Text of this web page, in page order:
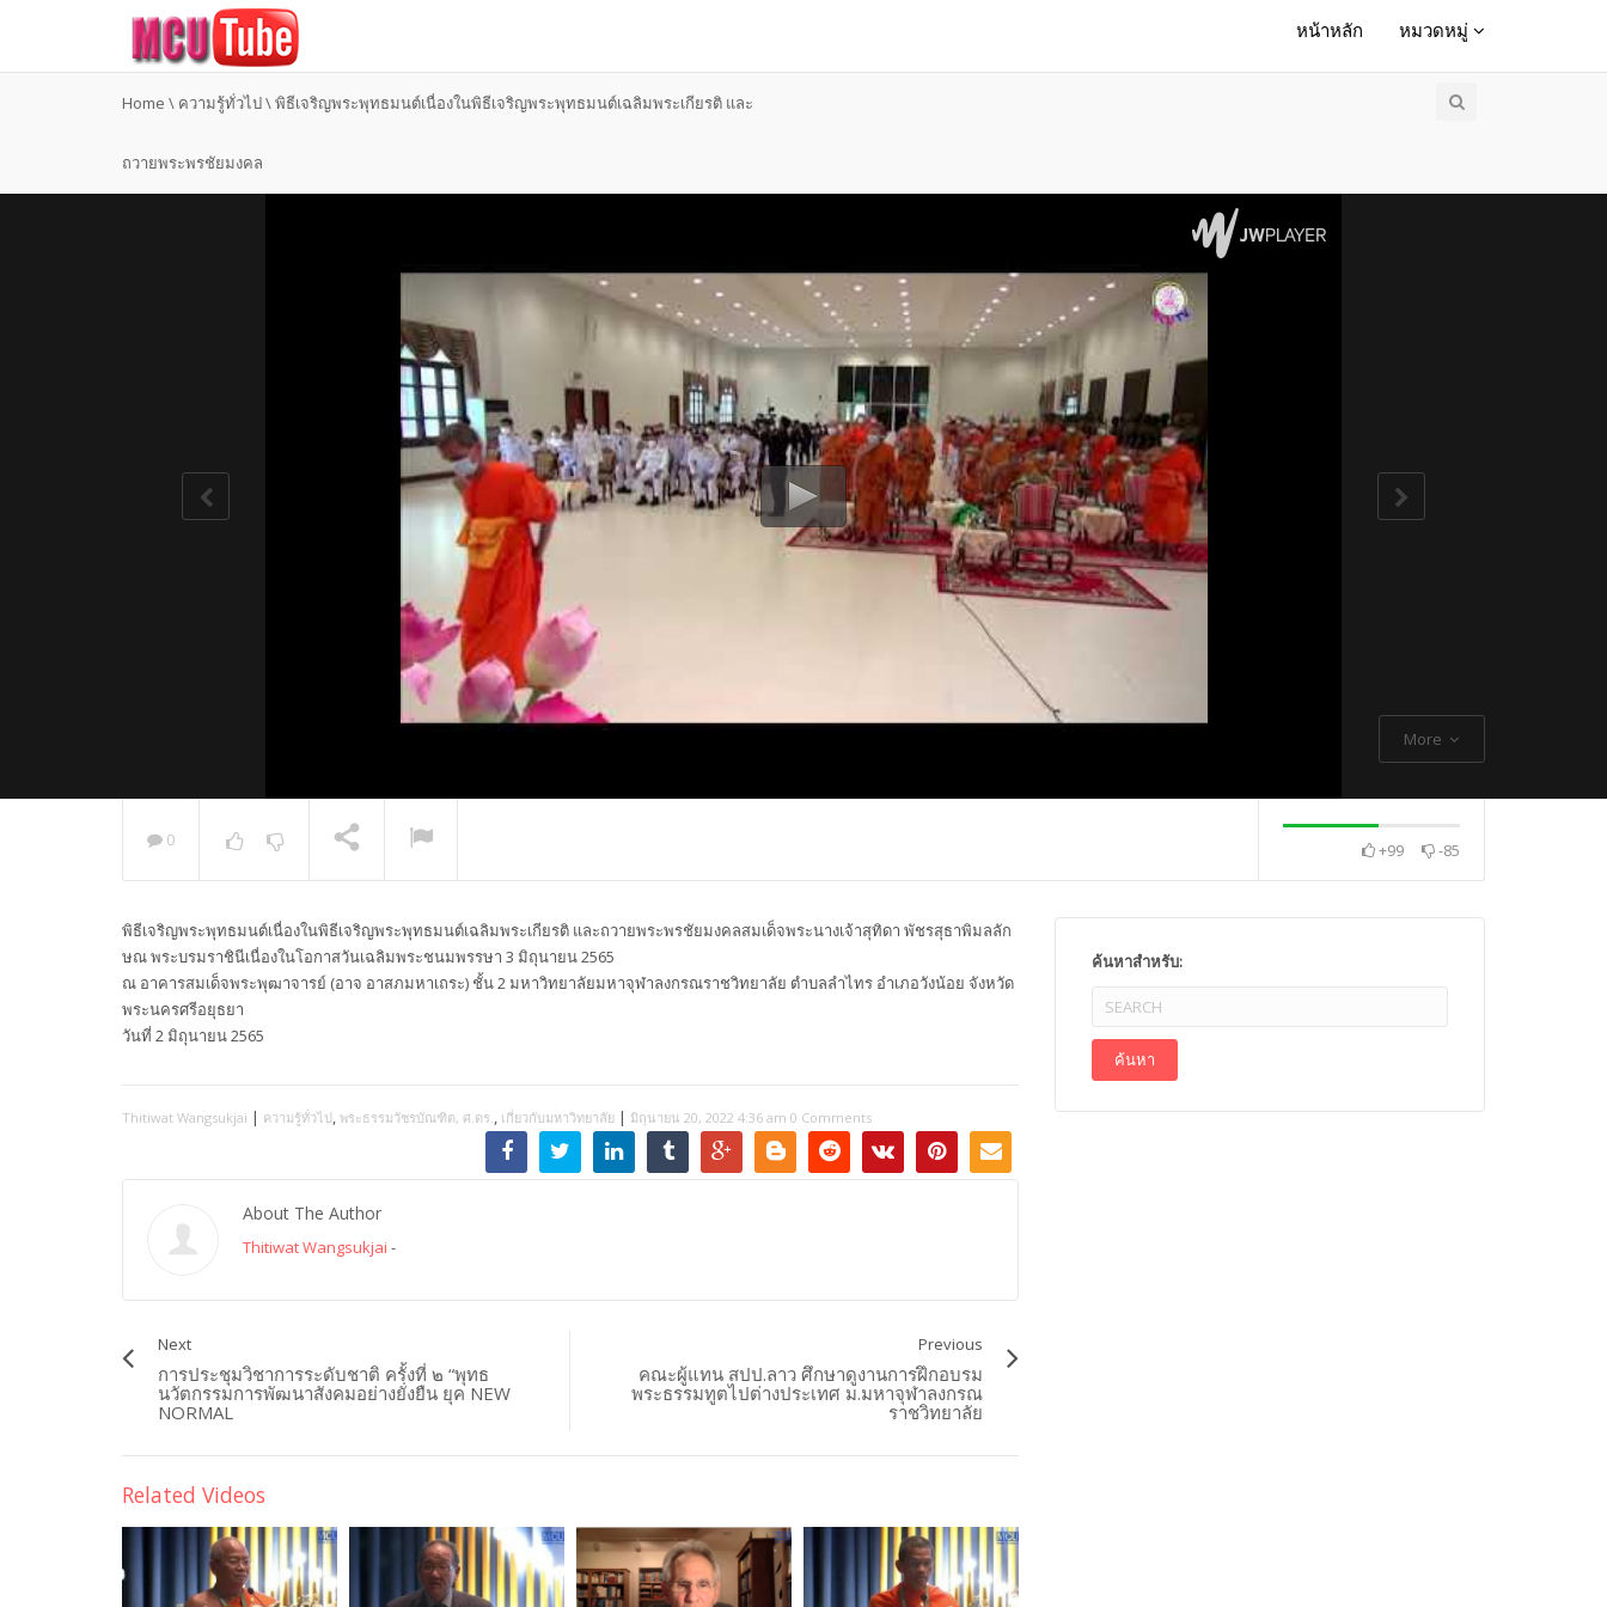
หน้าหลัก หมวดหมู่
Home \ ความรู้ทั่วไป\พิธีเจริญพระพุทธมนต์เนื่องในพิธีเจริญพระพุทธมนต์เฉลิมพระเกียรติ และ
ถวายพระพรชัยมงคล
More
NOW PLAYING
กล่าวแสดงความยินดี
ความยินดี
Most Ven Dr. Thch Quang
Ba, Australia
0 +99 -85
พิธีเจริญพระพุทธมนต์เนื่องในพิธีเจริญพระพุทธมนต์เฉลิมพระเกียรติ และถวายพระพรชัยมงคลสมเด็จพระนางเจ้าสุทิดา พัชรสุธาพิมลลัก
ษณ พระบรมราชินีเนื่องในโอกาสวันเฉลิมพระชนมพรรษา 3 มิถุนายน 2565
ณ อาคารสมเด็จพระพุฒาจารย์ (อาจ อาสภมหาเถระ) ชั้น 2 มหาวิทยาลัยมหาจุฬาลงกรณราชวิทยาลัย ตำบลลำไทร อำเภอวังน้อย จังหวัด
พระนครศรีอยุธยา
วันที่ 2 มิถุนายน 2565
Thitiwat Wangsukjai | ความรู้ทั่วไป, พระธรรมวัชรบัณฑิต, ศ.ดร., เกี่ยวกับมหาวิทยาลัย | มิถุนายน 20, 2022 4:36 am 0 Comments
About The Author
Thitiwat Wangsukjai -
Next
การประชุมวิชาการระดับชาติ ครั้งที่ ๒ “พุทธ
นวัตกรรมการพัฒนาสังคมอย่างยั่งยืน ยุค NEW
NORMAL
Previous
คณะผู้แทน สปป.ลาว ศึกษาดูงานการฝึกอบรม
พระธรรมทูตไปต่างประเทศ ม.มหาจุฬาลงกรณ
ราชวิทยาลัย
Related Videos
ค้นหาสำหรับ: